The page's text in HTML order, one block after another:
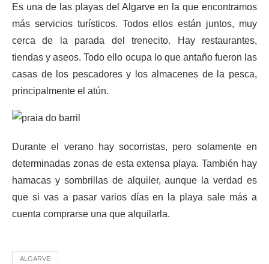
Es una de las playas del Algarve en la que encontramos
más servicios turísticos. Todos ellos están juntos, muy
cerca de la parada del trenecito. Hay restaurantes,
tiendas y aseos. Todo ello ocupa lo que antaño fueron las
casas de los pescadores y los almacenes de la pesca,
principalmente el atún.
Durante el verano hay socorristas, pero solamente en
determinadas zonas de esta extensa playa. También hay
hamacas y sombrillas de alquiler, aunque la verdad es
que si vas a pasar varios días en la playa sale más a
cuenta comprarse una que alquilarla.
ALGARVE